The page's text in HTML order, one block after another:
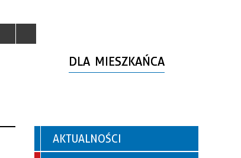
DLA MIESZKAŃCA
AKTUALNOŚCI